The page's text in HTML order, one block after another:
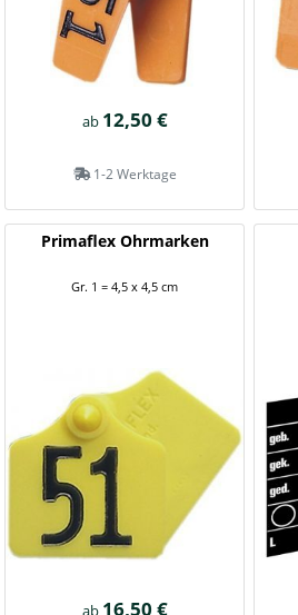
ab 12,50 €
1-2 Werktage
Primaflex Ohrmarken
Gr. 1 = 4,5 x 4,5 cm
ab 16,50 €